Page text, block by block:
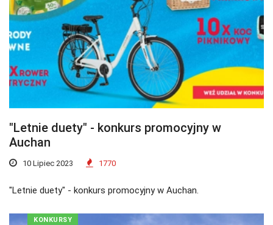
"Letnie duety" - konkurs promocyjny w
Auchan
10 Lipiec 2023 1770
"Letnie duety" - konkurs promocyjny w Auchan.
KONKURSY